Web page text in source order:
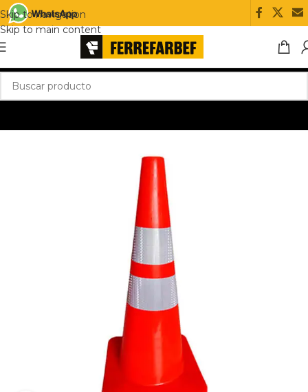
Skip to navigation
Skip to main content